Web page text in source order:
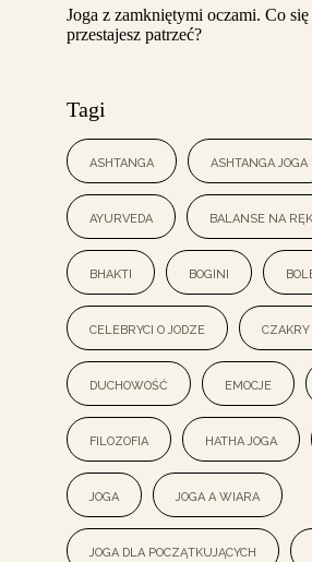
Joga z zamkniętymi oczami. Co
przestajesz patrzeć?
Tagi
ashtanga ashtanga joga
ayurveda balanse na
bhakti bogini
celebryci o jodze czakry
duchowość emocje
filozofia hatha joga
joga joga a wiara
joga dla początkujących